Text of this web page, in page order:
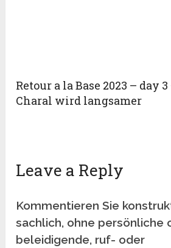
Retour a la Base 2023 – day
Charal wird langsamer
Leave a Reply
Kommentieren Sie
sachlich, ohne persönliche
beleidigende, ruf- oder